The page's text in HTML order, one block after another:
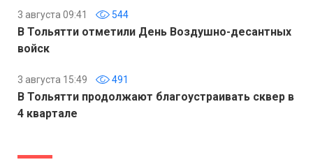
3 августа 09:41 544
В Тольятти отметили День Воздушно-десантных
войск
3 августа 15:49 491
В Тольятти продолжают благоустраивать сквер в
4 квартале